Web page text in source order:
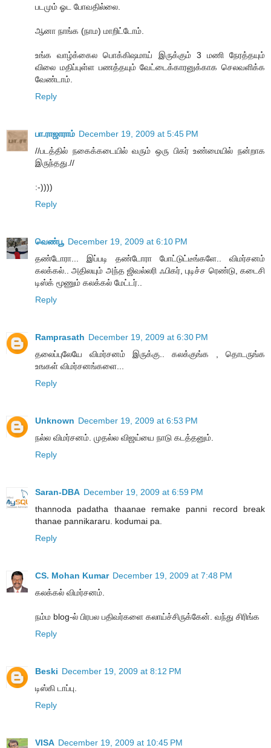
படமும் ஓட போவதில்லை.
ஆனா நாங்க (நாம) மாறிட்டோம்.
உங்க வாழ்க்கைல பொக்கிஷமாய் இருக்கும் 3 மணி நேரத்தயும்
விலை மதிப்புள்ள பணத்தயும் வேட்டைக்காரனுக்காக செலவளிக்க
வேண்டாம்.
Reply
பா.ராஜாராம் December 19, 2009 at 5:45 PM
//படத்தில் நகைக்கடையில் வரும் ஒரு பிகர் உண்மையில் நன்றாக
இருந்தது.//
:-))))
Reply
வெண்பூ December 19, 2009 at 6:10 PM
தண்டோரா... இப்படி தண்டோரா போட்டுட்டீங்களே.. விமர்சனம்
கலக்கல்.. அதிலயும் அந்த ஜிவல்லரி ஃபிகர், புடிச்ச ரெண்டு, கடைசி
டிஸ்க் மூணும் கலக்கல் மேட்டர்..
Reply
Ramprasath December 19, 2009 at 6:30 PM
தலைப்புலேயே விமர்சனம் இருக்கு.. கலக்குங்க , தொடருங்க
உஙகள் விமர்சனங்களை...
Reply
Unknown December 19, 2009 at 6:53 PM
நல்ல விமர்சனம். முதல்ல விஜய்யை நாடு கடத்தனும்.
Reply
Saran-DBA December 19, 2009 at 6:59 PM
thannoda padatha thaanae remake panni record break
thanae pannikararu. kodumai pa.
Reply
CS. Mohan Kumar December 19, 2009 at 7:48 PM
கலக்கல் விமர்சனம்.
நம்ம blog-ல் பிரபல பதிவர்களை கலாய்ச்சிருக்கேன். வந்து சிரிங்க
Reply
Beski December 19, 2009 at 8:12 PM
டிஸ்கி டாப்பு.
Reply
VISA December 19, 2009 at 10:45 PM